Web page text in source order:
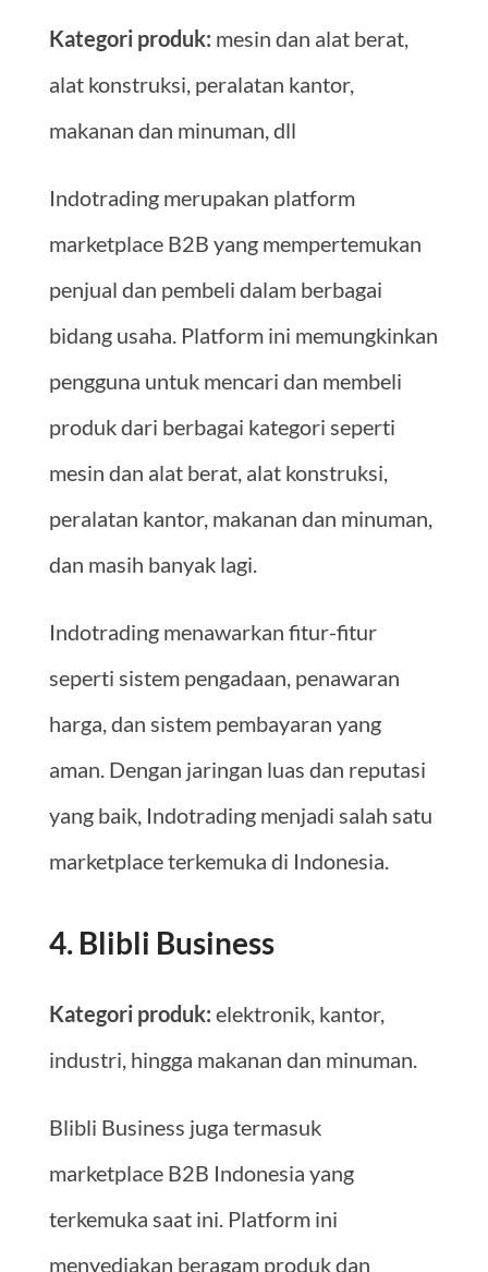
Kategori produk: mesin dan alat berat,
alat konstruksi, peralatan kantor,
makanan dan minuman, dll
Indotrading merupakan platform
marketplace B2B yang mempertemukan
penjual dan pembeli dalam berbagai
bidang usaha. Platform ini memungkinkan
pengguna untuk mencari dan membeli
produk dari berbagai kategori seperti
mesin dan alat berat, alat konstruksi,
peralatan kantor, makanan dan minuman,
dan masih banyak lagi.
Indotrading menawarkan fitur-fitur
seperti sistem pengadaan, penawaran
harga, dan sistem pembayaran yang
aman. Dengan jaringan luas dan reputasi
yang baik, Indotrading menjadi salah satu
marketplace terkemuka di Indonesia.
4. Blibli Business
Kategori produk: elektronik, kantor,
industri, hingga makanan dan minuman.
Blibli Business juga termasuk
marketplace B2B Indonesia yang
terkemuka saat ini. Platform ini
menyediakan beragam produk dan